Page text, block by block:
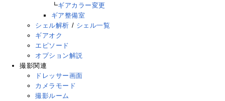
┗ギアカラー変更
ギア整備室
シェル解析 / シェル一覧
ギアオク
エピソード
オプション解説
撮影関連
ドレッサー画面
カメラモード
撮影ルーム